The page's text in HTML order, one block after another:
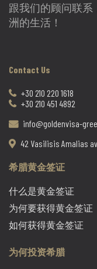
跟我们的顾问联
洲的生活！
Contact Us
+30 210 220 1618
+30 210 451 4892
info@goldenvisa-
42 Vasilisis Amalias
希腊黄金签证
什么是黄金签证
为何要获得黄金签证
如何获得黄金签证
为何投资希腊